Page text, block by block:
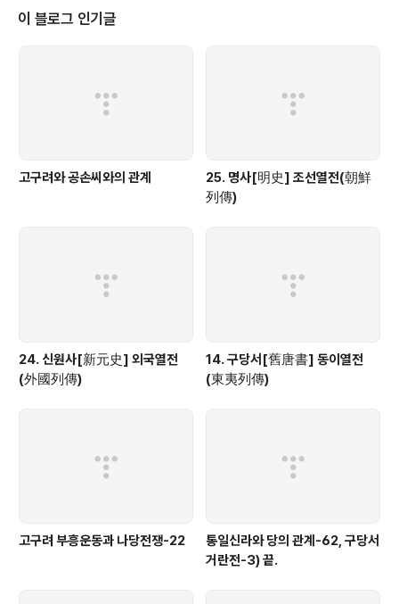
이 블로그 인기글
고구려와 공손씨와의 관계
25. 명사[明史] 조선열전(朝鮮
列傳)
24. 신원사[新元史] 외국열전
(外國列傳)
14. 구당서[舊唐書] 동이열전
(東夷列傳)
고구려 부흥운동과 나당전쟁-22
통일신라와 당의 관계-62, 구당서
거란전-3) 끝.